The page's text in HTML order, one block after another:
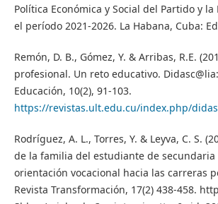
Política Económica y Social del Partido y
el período 2021-2026. La Habana, Cuba:
Remón, D. B., Gómez, Y. & Arribas, R.E.
profesional. Un reto educativo.
Educación, 10(2), 91-103.
https://revistas.ult.edu.cu/index.php/
Rodríguez, A. L., Torres, Y. & Leyva, C. S.
de la familia del estudiante de secundaria
orientación vocacional hacia las carreras
Revista Transformación, 17(2) 438-458.